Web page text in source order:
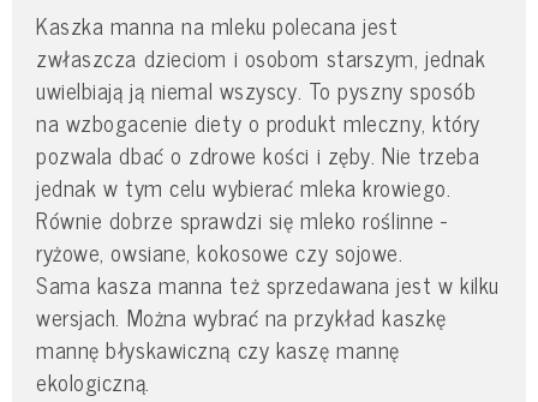
Kaszka manna na mleku polecana jest
zwłaszcza dzieciom i osobom starszym, jednak
uwielbiają ją niemal wszyscy. To pyszny sposób
na wzbogacenie diety o produkt mleczny, który
pozwala dbać o zdrowe kości i zęby. Nie trzeba
jednak w tym celu wybierać mleka krowiego.
Równie dobrze sprawdzi się mleko roślinne -
ryżowe, owsiane, kokosowe czy sojowe.
Sama kasza manna też sprzedawana jest w kilku
wersjach. Można wybrać na przykład kaszkę
mannę błyskawiczną czy kaszę mannę
ekologiczną.